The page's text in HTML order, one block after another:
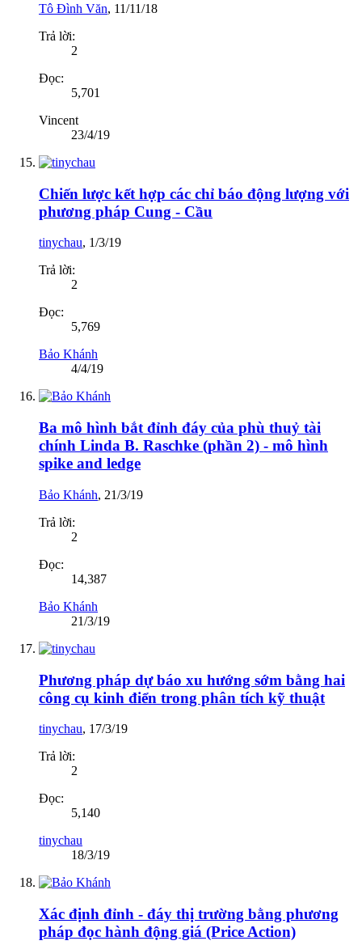
Tô Đình Văn, 11/11/18
Trả lời:
2
Đọc:
5,701
Vincent
23/4/19
Chiến lược kết hợp các chỉ báo động lượng với
phương pháp Cung - Cầu
tinychau, 1/3/19
Trả lời:
2
Đọc:
5,769
Bảo Khánh
4/4/19
Ba mô hình bắt đỉnh đáy của phù thuỷ tài
chính Linda B. Raschke (phần 2) - mô hình
spike and ledge
Bảo Khánh, 21/3/19
Trả lời:
2
Đọc:
14,387
Bảo Khánh
21/3/19
Phương pháp dự báo xu hướng sớm bằng hai
công cụ kinh điển trong phân tích kỹ thuật
tinychau, 17/3/19
Trả lời:
2
Đọc:
5,140
tinychau
18/3/19
Xác định đỉnh - đáy thị trường bằng phương
pháp đọc hành động giá (Price Action)